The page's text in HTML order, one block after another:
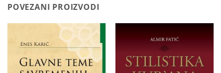
POVEZANI PROIZVODI